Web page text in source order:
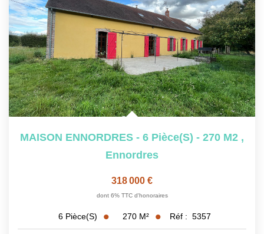
EN
MAISON ENNORDRES - 6 Pièce(s) - 270 M2 ,
Ennordres
318 000 €
dont 6% TTC d'honoraires
6 Pièce(s) 270 M² Réf : 5357